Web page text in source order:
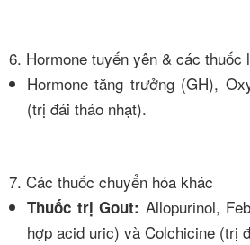
6. Hormone tuyến yên & các thuốc
Hormone tăng trưởng (GH),
(trị đái tháo nhạt).
7. Các thuốc chuyển hóa khác
Thuốc trị Gout: Allopurinol,
hợp acid uric) và Colchicine (trị